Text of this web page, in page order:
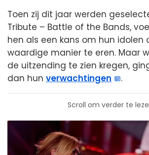
Toen zij dit jaar werden
Tribute – Battle of the Bands,
hen als een kans om hun idolen
waardige manier te eren. Maar
de uitzending te zien kregen,
dan hun verwachtingen .
Scroll om verder te